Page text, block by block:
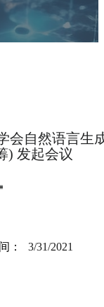
会自然语言生
) 发起会议
： 3/31/2021